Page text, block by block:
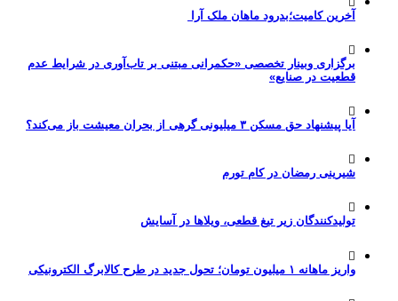
آخرین کامیت؛بدرود ماهان ملک آرا
برگزاری وبینار تخصصی «حکمرانی مبتنی بر تاب‌آوری در شرایط عدم
قطعیت در صنایع»
آیا پیشنهاد حق مسکن ۳ میلیونی گرهی از بحران معیشت باز می‌کند؟
شیرینی رمضان در کام تورم
تولیدکنندگان زیر تیغ قطعی، ویلاها در آسایش
واریز ماهانه ۱ میلیون تومان؛ تحول جدید در طرح کالابرگ الکترونیکی